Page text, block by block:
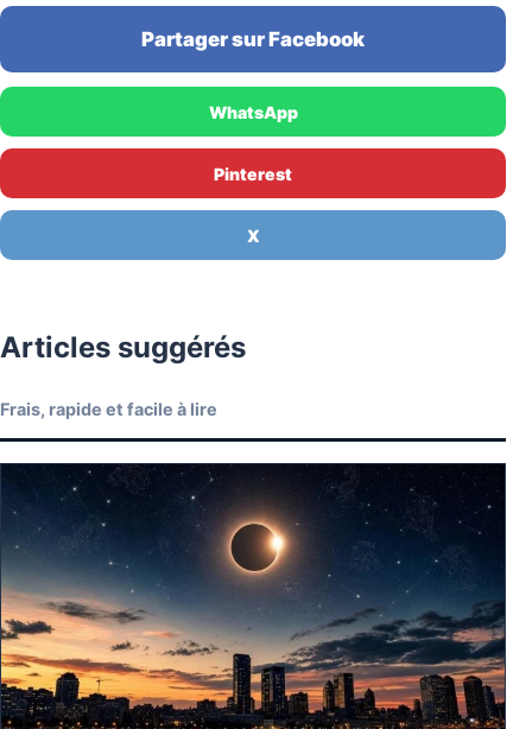
Partager sur Facebook
WhatsApp
Pinterest
X
Articles suggérés
Frais, rapide et facile à lire